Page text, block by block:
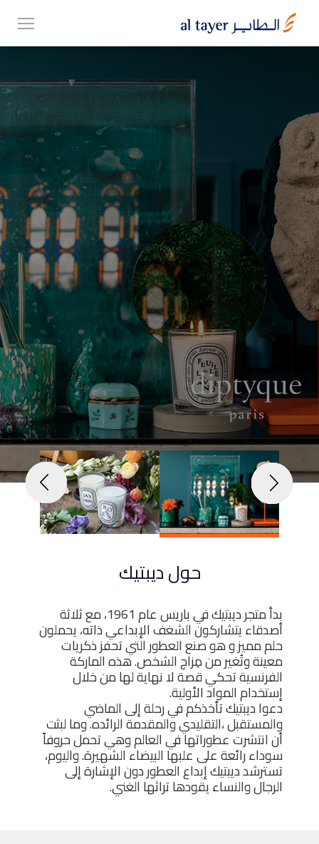
main
EN
عربي
مجموعتنا
أعمالنا
الوظائف
Top
Menu
الأخبار
والأحداث
أمبر
تواصل
معنا
Help
سياسة
الإسترجاع
تحدث
حول ديبتيك
بدأ متجر ديبتيك في باريس عام 1961، مع ثلاثة
أصدقاء يتشاركون الشغف الإبداعي ذاته، يحملون
حلم مميز و هو صنع العطور التي تحفز ذكريات
معينة وتُغير من مِزاج الشخص. هذه الماركة
الفرنسية تحكي قصة لا نهاية لها من خلال
إستخدام المواد الأولية.
دعوا ديبتيك تأخذكم في رحلة إلى الماضي
والمستقبل ،التقليدي والمقدمة الرائده. وما لبثت
أن انتشرت عطوراتها في العالم وهي تحمل حروفاً
سوداء رائعة على علبها البيضاء الشهيرة. واليوم،
تسترشد ديبتيك إبداع العطور دون الإشارة إلى
الرجال والنساء يقودها تراثها الغني.